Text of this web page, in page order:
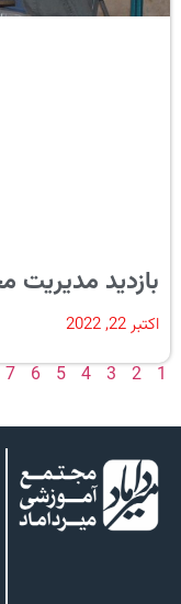
بازدید
اکتبر 22, 2022
1
2
3
4
5
6
7